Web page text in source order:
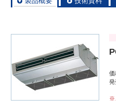
価
※